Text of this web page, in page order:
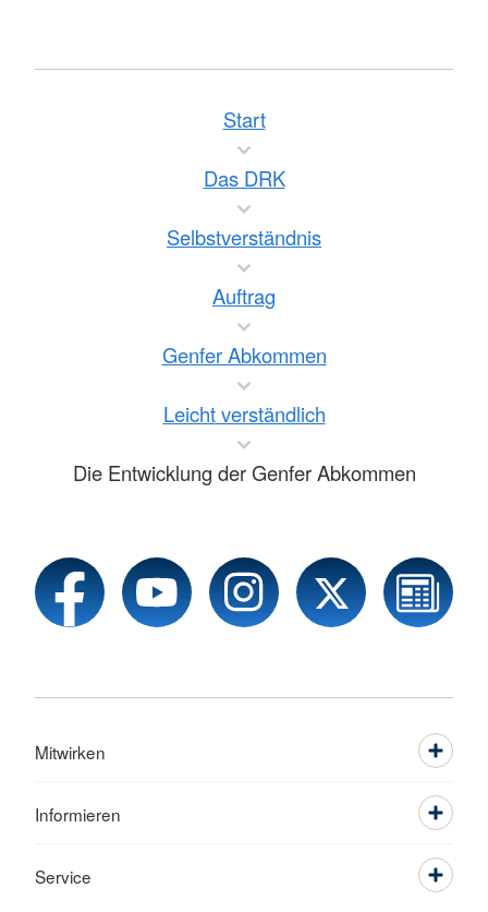
Start
Das DRK
Selbstverständnis
Auftrag
Genfer Abkommen
Leicht verständlich
Die Entwicklung der Genfer Abkommen
Mitwirken
Informieren
Service